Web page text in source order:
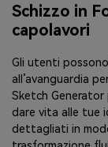
Schizzo in
capolavori
Gli utenti
all’avanguardia
Sketch
dare vita alle tue
dettagliati in